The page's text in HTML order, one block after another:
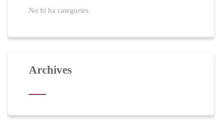
No hi ha categories
Archives